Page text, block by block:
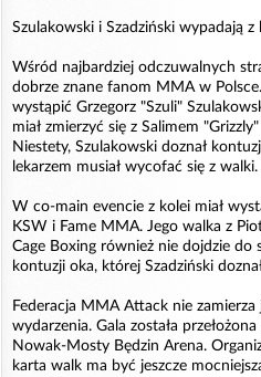
Szulakowski i Szadziński wypadają
Wśród najbardziej odczuwalnych
dobrze znane fanom MMA w
wystąpić Grzegorz "Szuli"
miał zmierzyć się z Salimem
Niestety, Szulakowski doznał
lekarzem musiał wycofać się z walki.
W co-main evencie z kolei miał
KSW i Fame MMA. Jego walka z
Cage Boxing również nie dojdzie
kontuzji oka, której Szadziński
Federacja MMA Attack nie
wydarzenia. Gala została
Nowak-Mosty Będzin Arena.
karta walk ma być jeszcze